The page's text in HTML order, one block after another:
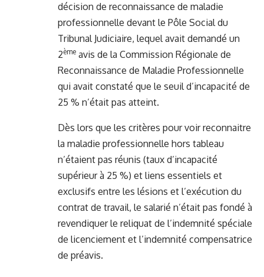
décision de reconnaissance de maladie
professionnelle devant le Pôle Social du
Tribunal Judiciaire, lequel avait demandé un
2ème avis de la Commission Régionale de
Reconnaissance de Maladie Professionnelle
qui avait constaté que le seuil d’incapacité de
25 % n’était pas atteint.
Dès lors que les critères pour voir reconnaitre
la maladie professionnelle hors tableau
n’étaient pas réunis (taux d’incapacité
supérieur à 25 %) et liens essentiels et
exclusifs entre les lésions et l’exécution du
contrat de travail, le salarié n’était pas fondé à
revendiquer le reliquat de l’indemnité spéciale
de licenciement et l’indemnité compensatrice
de préavis.